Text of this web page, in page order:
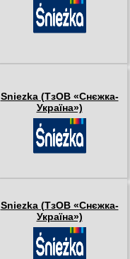
Sniezka (ТзОВ «Снєжка-
Україна»)
Sniezka (ТзОВ «Снєжка-
Україна»)